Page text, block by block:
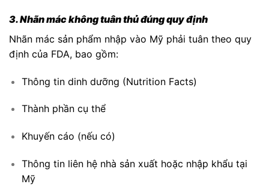
3. Nhãn mác không tuân thủ đúng quy định
Nhãn mác sản phẩm nhập vào Mỹ phải tuân theo quy
định của FDA, bao gồm:
Thông tin dinh dưỡng (Nutrition Facts)
Thành phần cụ thể
Khuyến cáo (nếu có)
Thông tin liên hệ nhà sản xuất hoặc nhập khẩu tại
Mỹ